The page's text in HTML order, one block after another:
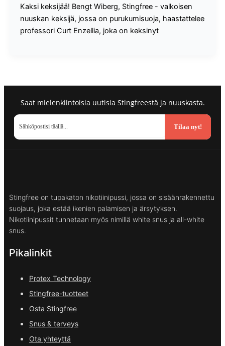
Kaksi keksijää! Bengt Wiberg, Stingfree - valkoisen
nuuskan keksijä, jossa on purukumisuoja, haastattelee
professori Curt Enzellia, joka on keksinyt
Saat mielenkiintoisia uutisia Stingfreestä ja nuuskasta.
Tilaa nyt!
Stingfree on tupakaton nikotiinipussi, jossa on sisäänrakennettu
suojaus, joka estää ikenien palamisen ja ärsytyksen.
Nikotiinipussit tunnetaan myös nimillä white snus ja all-white
snus.
Pikalinkit
Protex Technology
Stingfree-tuotteet
Osta Stingfree
Snus & terveys
Ota yhteyttä